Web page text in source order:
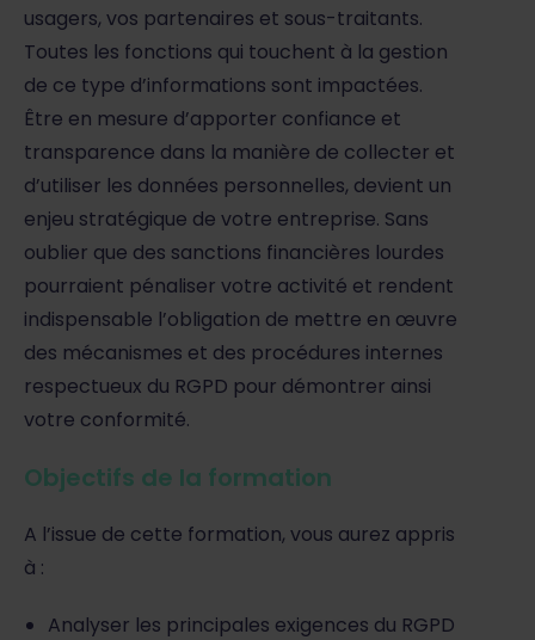
usagers, vos partenaires et sous-traitants.
Toutes les fonctions qui touchent à la gestion
de ce type d’informations sont impactées.
Être en mesure d’apporter confiance et
transparence dans la manière de collecter et
d’utiliser les données personnelles, devient un
enjeu stratégique de votre entreprise. Sans
oublier que des sanctions financières lourdes
pourraient pénaliser votre activité et rendent
indispensable l’obligation de mettre en œuvre
des mécanismes et des procédures internes
respectueux du RGPD pour démontrer ainsi
votre conformité.
Objectifs de la formation
A l’issue de cette formation, vous aurez appris
à :
Analyser les principales exigences du RGPD